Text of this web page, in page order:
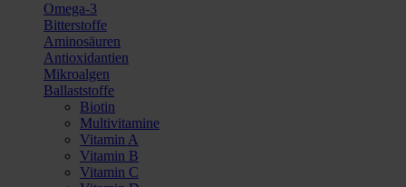
Omega-3
Bitterstoffe
Aminosäuren
Antioxidantien
Mikroalgen
Ballaststoffe
Biotin
Multivitamine
Vitamin A
Vitamin B
Vitamin C